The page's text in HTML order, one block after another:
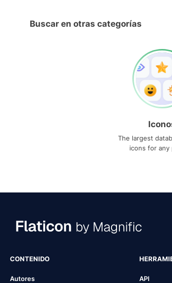
Buscar en otras categorías
The largest
icons for any
CONTENIDO
Autores
API